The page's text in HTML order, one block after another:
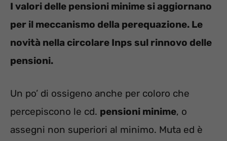
I valori delle pensioni minime si aggiornano
per il meccanismo della perequazione. Le
novità nella circolare Inps sul rinnovo delle
pensioni.
Un po’ di ossigeno anche per coloro che
percepiscono le cd. pensioni minime, o
assegni non superiori al minimo. Muta ed è